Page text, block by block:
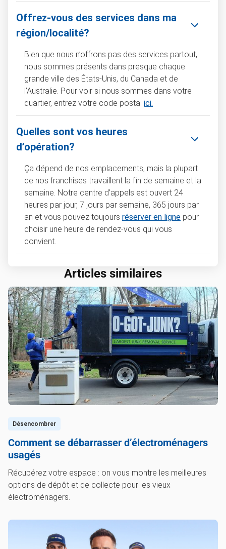
Offrez-vous des services dans ma
région/localité?
Bien que nous n’offrons pas des services partout,
nous sommes présents dans presque chaque
grande ville des États-Unis, du Canada et de
l’Australie. Pour voir si nous sommes dans votre
quartier, entrez votre code postal ici.
Quelles sont vos heures
d’opération?
Ça dépend de nos emplacements, mais la plupart
de nos franchises travaillent la fin de semaine et la
semaine. Notre centre d’appels est ouvert 24
heures par jour, 7 jours par semaine, 365 jours par
an et vous pouvez toujours réserver en ligne pour
choisir une heure de rendez-vous qui vous
convient.
Articles similaires
Désencombrer
Comment se débarrasser d’électroménagers
usagés
Récupérez votre espace : on vous montre les meilleures
options de dépôt et de collecte pour les vieux
électroménagers.